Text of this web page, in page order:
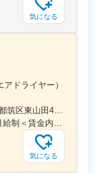
気になる
ドライヤー）
＜勤務地詳細＞横浜工場住所：神奈川県横浜市都筑区東山田4-42-37 受動喫煙対策：屋内全面禁煙変更の範囲：会社の定める事業所
＜予定年収＞429万円～611万円＜賃金形態＞月給制＜賃金内訳＞月額（基本給）：248,600円～332,000円その他固定手当/月：20,000円～50,000円＜月給＞268,600円～382,000円＜昇給有無＞有＜残業手当＞有＜給与補足＞※ご本人の経験をもとに給与を決定します。・昇給：あり（年1回）・賞与：あり（年2回）※その他固定手当：役職手当：20,000円～50,000円賃金はあくまでも目安の金額であり、選考を通じて上下する可能性があります。月給(月額)は固定手当を含めた表記です。
気になる